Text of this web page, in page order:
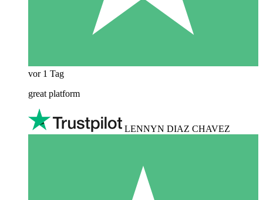
vor 1 Tag
great platform
LENNYN DIAZ CHAVEZ